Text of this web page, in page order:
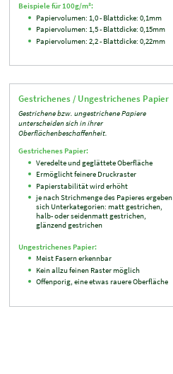
Beispiele für 100g/m²:
Papiervolumen: 1,0 - Blattdicke: 0,1mm
Papiervolumen: 1,5 - Blattdicke: 0,15mm
Papiervolumen: 2,2 - Blattdicke: 0,22mm
Gestrichenes / Ungestrichenes Papier
Gestrichene bzw. ungestrichene Papiere
unterscheiden sich in ihrer
Oberflächenbeschaffenheit.
Gestrichenes Papier:
Veredelte und geglättete Oberfläche
Ermöglicht feinere Druckraster
Papierstabilität wird erhöht
je nach Strichmenge des Papieres ergeben
sich Unterkategorien: matt gestrichen,
halb- oder seidenmatt gestrichen,
glänzend gestrichen
Ungestrichenes Papier:
Meist Fasern erkennbar
Kein allzu feinen Raster möglich
Offenporig, eine etwas rauere Oberfläche